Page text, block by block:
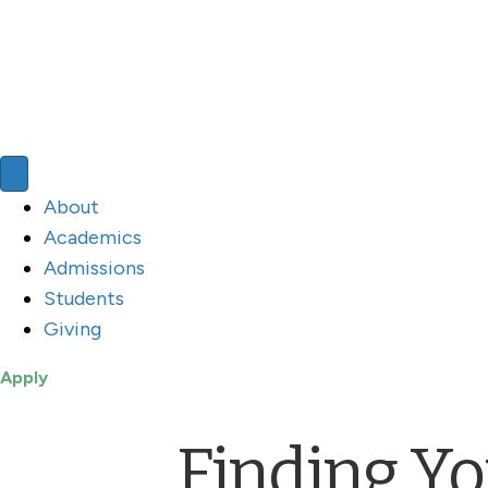
About
Academics
Admissions
Students
Giving
Apply